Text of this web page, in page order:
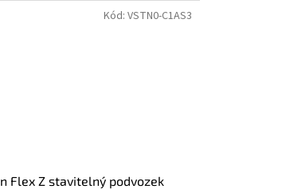
Flex Z stavitelný podvozek
Kód: VSTN0-C1AS3